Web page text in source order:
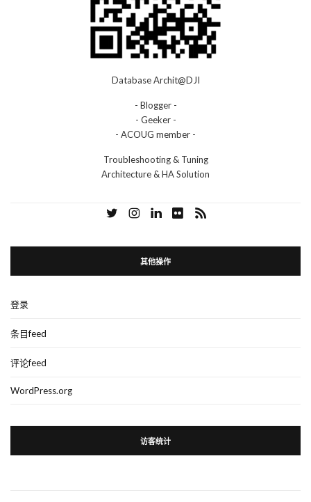
Database Archit@DJI
- Blogger -
- Geeker -
- ACOUG member -
Troubleshooting & Tuning
Architecture & HA Solution
其他操作
登录
条目feed
评论feed
WordPress.org
访客统计